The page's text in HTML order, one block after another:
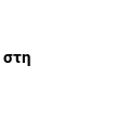
στη